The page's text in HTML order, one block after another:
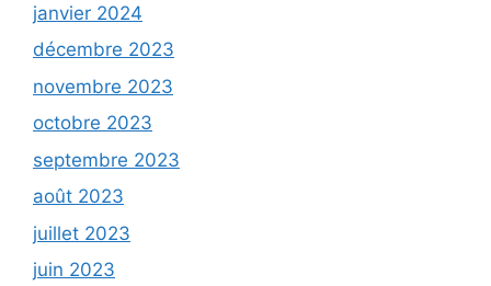
janvier 2024
décembre 2023
novembre 2023
octobre 2023
septembre 2023
août 2023
juillet 2023
juin 2023